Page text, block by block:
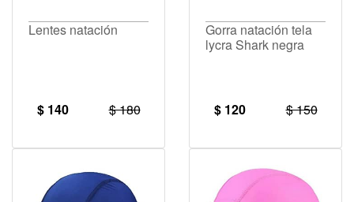
Lentes natación
$ 140 $ 180
Gorra natación tela
lycra Shark negra
$ 120 $ 150